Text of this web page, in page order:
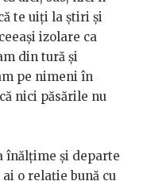
te uiți la știri și
izolare ca
din tură și
pe nimeni în
nici păsările nu
înălțime și departe
o relație bună cu